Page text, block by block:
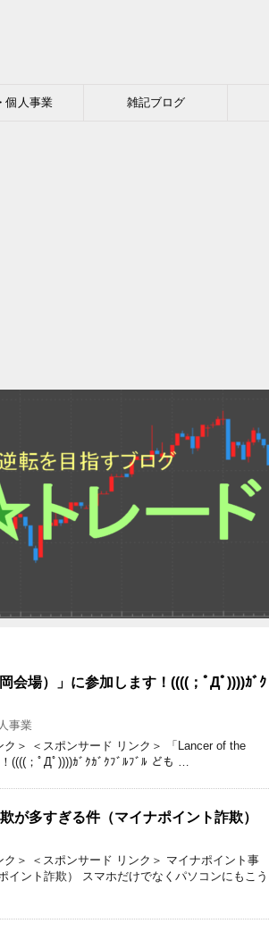
個人事業 雑記ブログ
会場）」に参加します！((((；ﾟДﾟ))))ｶﾞｸ
事業
＞ ＜スポンサード リンク＞ 「Lancer of the
((((；ﾟДﾟ))))ｶﾞｸｶﾞｸﾌﾞﾙﾌﾞﾙ ども …
が多すぎる件（マイナポイント詐欺）
＞ ＜スポンサード リンク＞ マイナポイント事
イント詐欺） スマホだけでなくパソコンにもこう